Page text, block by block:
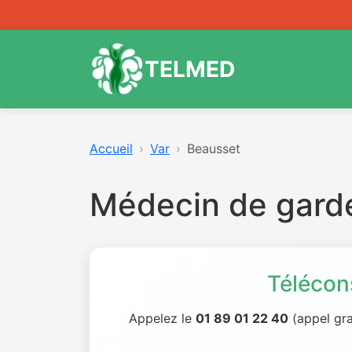
TELMED
Accueil Var Beausset
Médecin de
Appelez le 01 89 01 22 40 (appel